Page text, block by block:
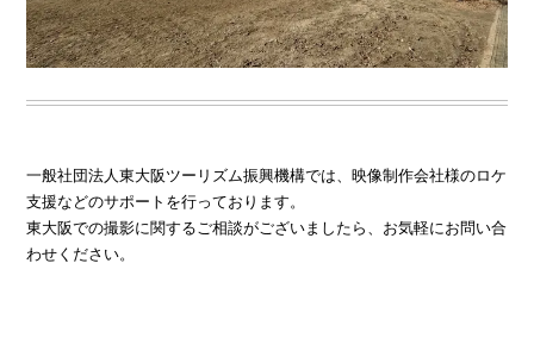
一般社団法人東大阪ツーリズム振興機構では、映像制作会社様のロケ
支援などのサポートを行っております。
東大阪での撮影に関するご相談がございましたら、お気軽にお問い合
わせください。